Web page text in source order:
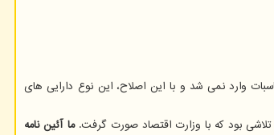
وارد نمی شد و با این اصلاح، این نوع دارایی های
تلاشی بود که با وزارت اقتصاد صورت گرفت.ما آئین نامه